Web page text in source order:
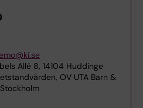
Allé 8, 14104 Huddinge
OV UTA Barn &